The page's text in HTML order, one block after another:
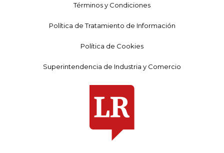
Términos y Condiciones
Política de Tratamiento de Información
Política de Cookies
Superintendencia de Industria y Comercio